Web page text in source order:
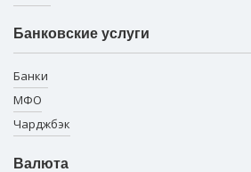
Банковские услуги
Банки
МФО
Чарджбэк
Валюта